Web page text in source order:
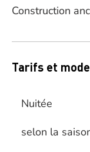
Construction
Tarifs et
Nuitée
selon la